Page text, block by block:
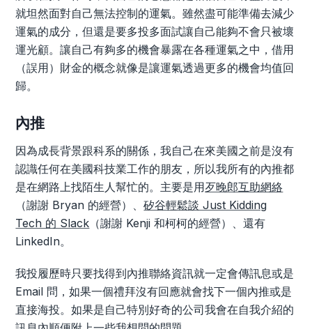
就坦然面對自己無法控制的運氣。雖然盡可能準備去減少
運氣的成分，但還是要多投多面試讓自己能夠不會只被壞
運光顧。讓自己有夠多的機會暴露在各種運氣之中，借用
（誤用）財金的概念就像是讓運氣透過更多的機會均值回
歸。
內推
因為成長背景跟科系的關係，我自己在來美國之前是沒有
認識任何在美國科技業工作的朋友，所以我所有的內推都
是在網路上找陌生人幫忙的。主要是用歹晚郎互助網絡
（謝謝 Bryan 的經營）、矽谷輕鬆談 Just Kidding
Tech 的 Slack （謝謝 Kenji 和柯柯的經營）、還有
LinkedIn。
我投履歷時只要找得到內推聯絡資訊就一定會傳訊息或是
Email 問，如果一個禮拜沒有回應就會找下一個內推或是
直接海投。如果是自己特別好奇的公司我會在自我介紹的